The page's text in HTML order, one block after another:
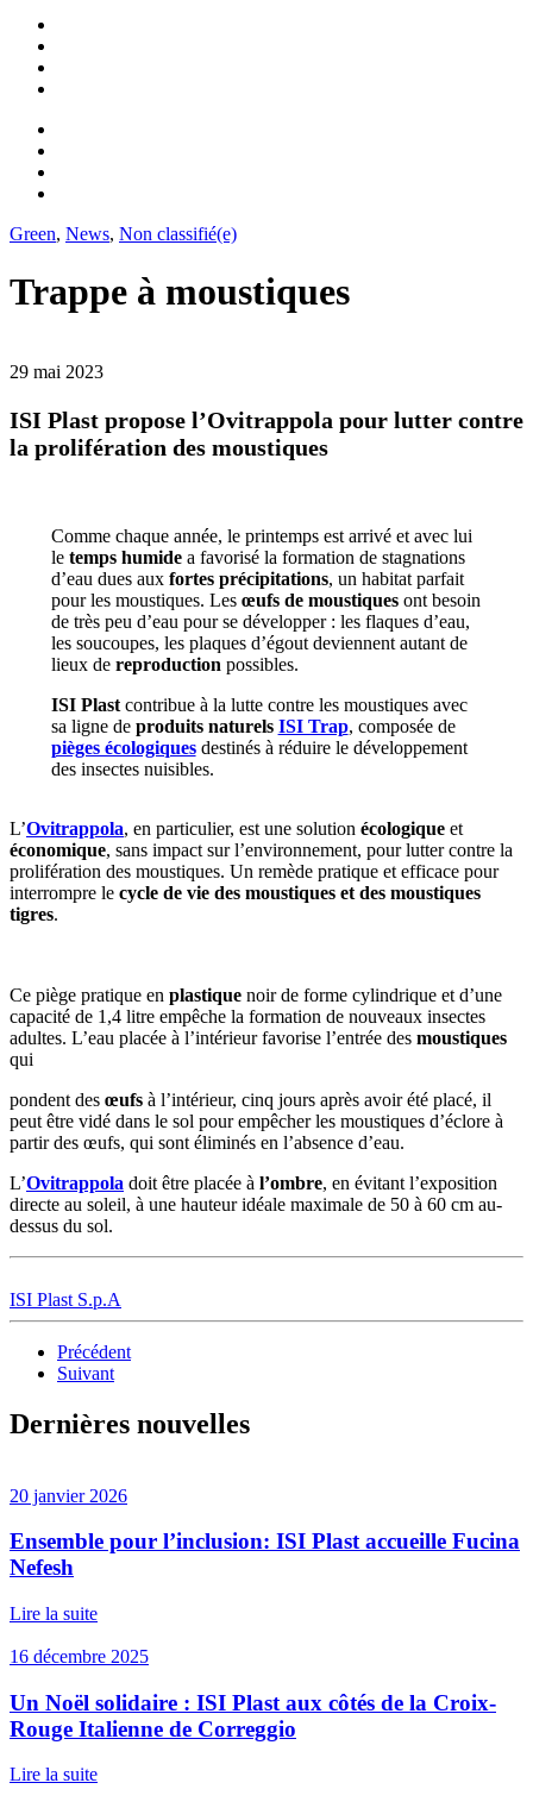
Green, News, Non classifié(e)
Trappe à moustiques
29 mai 2023
ISI Plast propose l’Ovitrappola pour lutter contre
la prolifération des moustiques
Comme chaque année, le printemps est arrivé et avec lui
le temps humidea favorisé la formation de stagnations
d’eau dues aux fortes précipitations, un habitat parfait
pour les moustiques. Les œufs de moustiquesont besoin
de très peu d’eau pour se développer : les flaques d’eau,
les soucoupes, les plaques d’égout deviennent autant de
lieux de reproduction possibles.
ISI Plastcontribue à la lutte contre les moustiques avec
sa ligne de produits naturels ISI Trap, composée de
pièges écologiquesdestinés à réduire le développement
des insectes nuisibles.
L’Ovitrappola, en particulier, est une solution écologique et
économique, sans impact sur l’environnement, pour lutter contre la
prolifération des moustiques. Un remède pratique et efficace pour
interrompre le cycle de vie des moustiques et des moustiques
tigres.
Ce piège pratique en plastique noir de forme cylindrique et d’une
capacité de 1,4 litre empêche la formation de nouveaux insectes
adultes. L’eau placée à l’intérieur favorise l’entrée des moustiques
qui
pondent des œufs à l’intérieur, cinq jours après avoir été placé, il
peut être vidé dans le sol pour empêcher les moustiques d’éclore à
partir des œufs, qui sont éliminés en l’absence d’eau.
L’Ovitrappola doit être placée à l’ombre, en évitant l’exposition
directe au soleil, à une hauteur idéale maximale de 50 à 60 cm au-
dessus du sol.
ISI Plast S.p.A
Précédent
Suivant
Dernières nouvelles
20 janvier 2026
Ensemble pour l’inclusion: ISI Plast accueille Fucina
Nefesh
Lire la suite
16 décembre 2025
Un Noël solidaire : ISI Plast aux côtés de la Croix-
Rouge Italienne de Correggio
Lire la suite